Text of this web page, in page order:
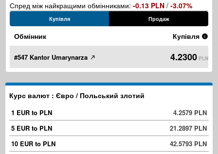
Спред між найкращими обмінниками: -0.13 PLN / -3.07%
Купівля Продаж
Обмінник Купівля
#547 Kantor Umarynarza 4.2300 PLN
Курс валют : Євро / Польський злотий
1 EUR to PLN
4.2579 PLN
5 EUR to PLN
21.2897 PLN
10 EUR to PLN
42.5793 PLN